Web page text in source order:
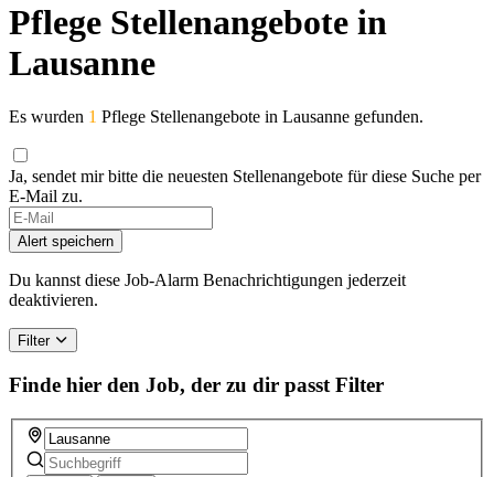
Pflege Stellenangebote in
Lausanne
Es wurden 1 Pflege Stellenangebote in Lausanne gefunden.
Ja, sendet mir bitte die neuesten Stellenangebote für diese Suche per
E-Mail zu.
Alert speichern
Du kannst diese Job-Alarm Benachrichtigungen jederzeit
deaktivieren.
Filter
Finde hier den Job, der zu dir passt Filter